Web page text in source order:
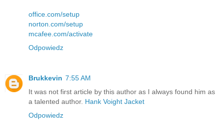
office.com/setup
norton.com/setup
mcafee.com/activate
Odpowiedz
Brukkevin 7:55 AM
It was not first article by this author as I always found him as
a talented author. Hank Voight Jacket
Odpowiedz